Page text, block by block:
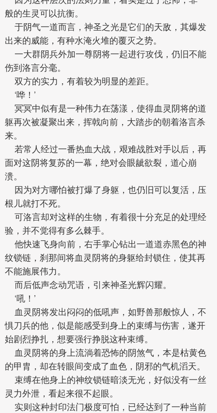
般的生灵可以抗衡。
于阴气一道而言，神圣之光是它们的天敌，其爆发
出来的威能，有种水淹火堆的覆灭之势。
一大群阴兵外加一尊阴将一起进行攻伐，仍旧不能
伤到洛言分毫。
双方的实力，有着较为明显的差距。
‘哗！’
冥冥中似有是一种伟力在荡漾，使得血灵阴将的道
躯再次被凝聚出来，挥戟向前，大踏步的朝着洛言杀
来。
若常人经过一番热血大战，艰难战胜对手以后，再
面对这阴将复苏的一幕，绝对会眼龇欲裂，道心崩
溃。
因为对方哪怕被打爆了身躯，也仍旧可以复活，压
根儿就打不死。
可洛言却对这样的生物，有着很十分充足的处理经
验，并不觉得有多么棘手。
他快速飞身向前，右手掌心钻出一道道赤黑色的神
纹锁链，刹那间将血灵阴将的身躯给封锁住，使其再
不能施展伟力。
而后低声念动咒语，引来神圣光辉闪耀。
‘吼！’
血灵阴将发出闷闷的低吼声，如野兽那般惊人，不
惧刀兵的他，似是能感受到身上的束缚与伤害，遂开
始剧烈挣扎，想要强行挣脱这种束缚。
血灵阴将的身上流淌着恐怖的阴煞气，本是枯黄色
的甲胄，却在转眼间变成了血色，阴邪的气机滔天。
束缚在他身上的神纹锁链暗淡无光，好似没有一丝
灵力外泄，看起来很不起眼。
实则这种封印法门极度可怕，已经达到了一种当前